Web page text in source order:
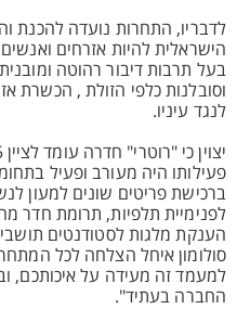
לדבריו, התחרות נועדה להכנת
הישראלית להיות אזרחים
בעל תרבות דיבור רהוטה
וסובלנות כלפי הזולת , הכשרת
לנגד עיניו.
פעילותו היה מעורב ופעיל
ברכישת פריטים שונים למעון
לפנימיית תלפיות, תרומת חדר
הענקת מלגות לסטודנטים
סולומון איחל הצלחה לכל
למעמד זה מעידה על איכותכם,
החברה בעתיד".